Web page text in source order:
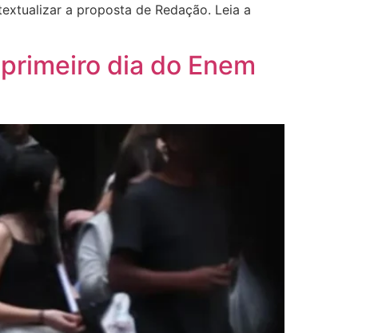
a proposta de Redação. Leia a
dia do Enem